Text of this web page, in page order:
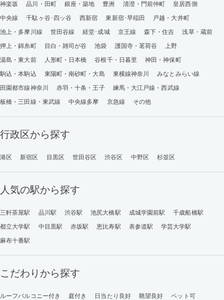
神楽坂
品川・田町 銀座・築地 豊洲 清澄・門前仲町
皇居西側
中央線
千駄ヶ谷･四ッ谷 西新宿 東新宿･早稲田
戸越・大井町
池上・多摩川線
世田谷線 経堂･成城 京王線 森下・住吉
浅草・蔵前
押上・錦糸町
目白・雑司が谷 池袋 護国寺・茗荷谷
上野
湯島・東大前
人形町・日本橋 谷根千・日暮里
神田・神保町
駒込・本駒込
東陽町・南砂町・大島 東横線神奈川
みなとみらい線
田園都市線神奈川
赤羽・十条・王子
練馬・大江戸線・西武線
板橋・三田線・東武線
中央線多摩 京急線 その他
行政区から探す
港区 新宿区 目黒区 世田谷区 渋谷区 中野区 杉並区
人気の駅から探す
三軒茶屋駅 品川駅 渋谷駅 池尻大橋駅 成城学園前駅
千歳船橋駅
都立大学駅
中目黒駅 赤坂駅 恵比寿駅 表参道駅
学芸大学駅
麻布十番駅
こだわりから探す
ルーフバルコニー付き 庭付き 日当たり良好 眺望良好
ペット可